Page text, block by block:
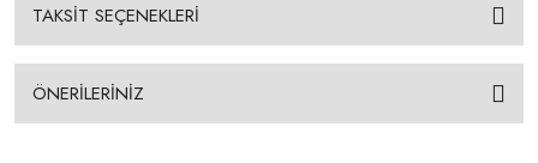
TAKSİT SEÇENEKLERİ
ÖNERİLERİNİZ